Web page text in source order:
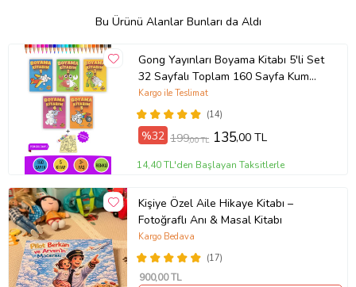
Bu Ürünü Alanlar Bunları da Aldı
Gong Yayınları Boyama Kitabı 5'li Set
32 Sayfalı Toplam 160 Sayfa Kum
Boyama Hediyeli (Buz-Buz)
(14)
Kargo ile Teslimat
%32 199,00 TL 135,00 TL
14,40 TL'den Başlayan Taksitlerle
Kişiye Özel Aile Hikaye Kitabı –
Fotoğraflı Anı & Masal Kitabı
(17)
Kargo Bedava
900,00 TL